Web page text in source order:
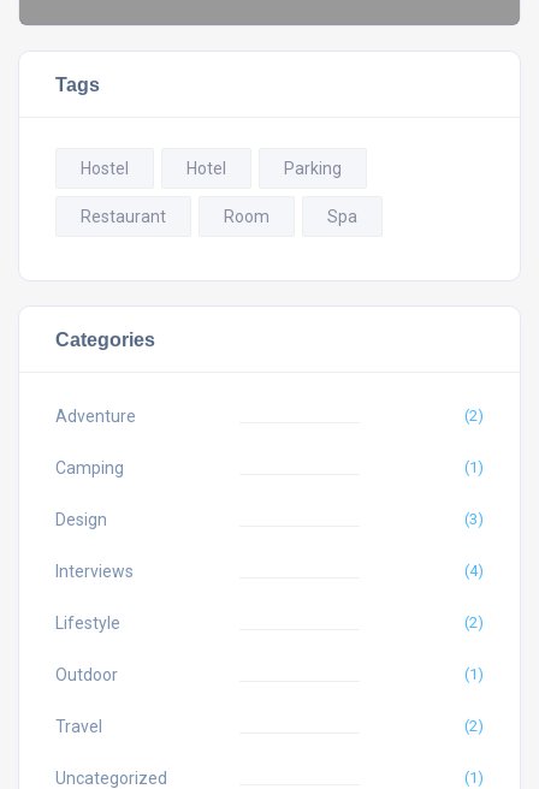
Tags
Hostel Hotel Parking
Restaurant Room Spa
Categories
Adventure (2)
Camping (1)
Design (3)
Interviews (4)
Lifestyle (2)
Outdoor (1)
Travel (2)
Uncategorized (1)